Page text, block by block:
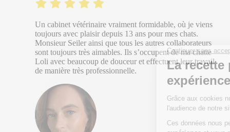
Un cabinet vétérinaire vraiment formidable, où je viens
toujours avec plaisir depuis 13 ans pour mes chats.
Monsieur Seiler ainsi que tous les autres collaborateurs
sont toujours très aimables. Ils s’occupent de ma chatte
Loli avec beaucoup de douceur et effectuent leur travail
de manière très professionnelle.